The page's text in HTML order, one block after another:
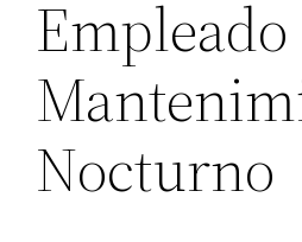
Empleado
Nocturno